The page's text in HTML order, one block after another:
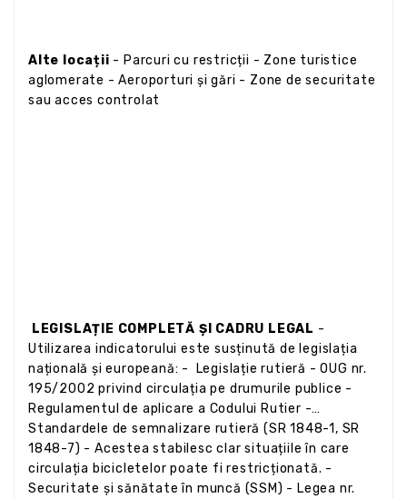
Alte locații - Parcuri cu restricții - Zone turistice
aglomerate - Aeroporturi și gări - Zone de securitate
sau acces controlat
LEGISLAȚIE COMPLETĂ ȘI CADRU LEGAL -
Utilizarea indicatorului este susținută de legislația
națională și europeană: - Legislație rutieră - OUG nr.
195/2002 privind circulația pe drumurile publice -
Regulamentul de aplicare a Codului Rutier -
Standardele de semnalizare rutieră (SR 1848-1, SR
1848-7) - Acestea stabilesc clar situațiile în care
circulația bicicletelor poate fi restricționată. -
Securitate și sănătate în muncă (SSM) - Legea nr.